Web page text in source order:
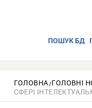
ПОШУК БД
ГОЛОВНА ГОЛОВНІ
СФЕРІ